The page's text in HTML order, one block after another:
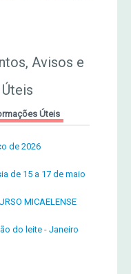
Avisos e
Úteis
de 2026
de 15 a 17 de maio
MICAELENSE
do leite - Janeiro